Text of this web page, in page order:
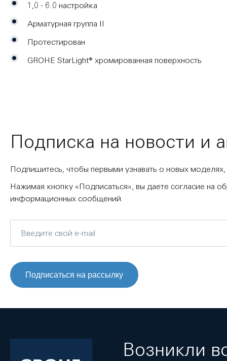
1,0 - 6.0 настройка
Арматурная группа II
Протестирован
GROHE StarLight® хромированная поверхность
Подписка на новости и
Подпишитесь, чтобы первыми узнавать о новых
Нажимая кнопку «Подписаться», вы даете согласие на
информационных сообщений.
Подписаться на рассылку
Возникли